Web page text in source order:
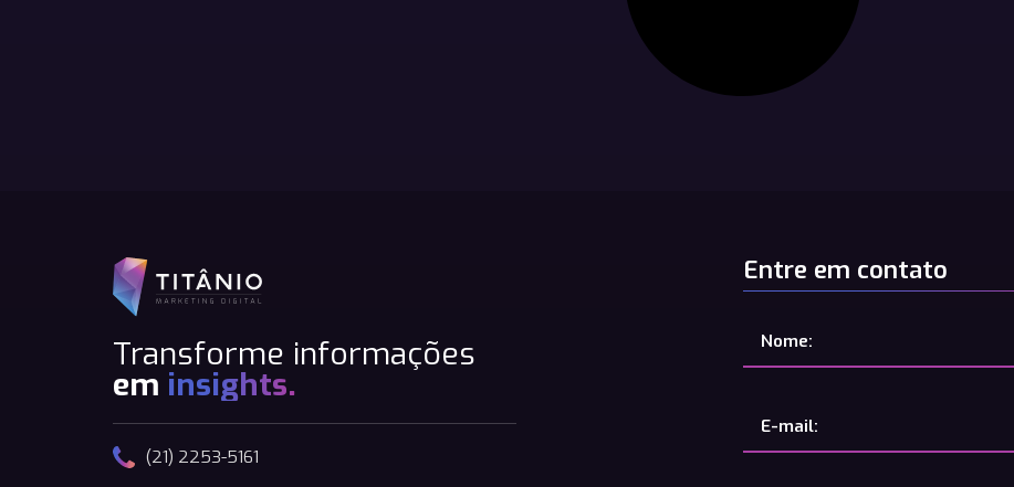
Transforme informações
em insights.
(21) 2253-5161
Entre em contato